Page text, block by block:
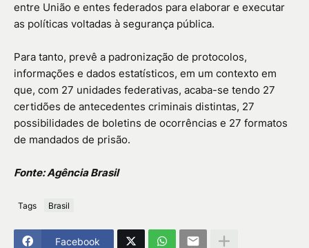
entre União e entes federados para elaborar e executar
as políticas voltadas à segurança pública.
Para tanto, prevê a padronização de protocolos,
informações e dados estatísticos, em um contexto em
que, com 27 unidades federativas, acaba-se tendo 27
certidões de antecedentes criminais distintas, 27
possibilidades de boletins de ocorrências e 27 formatos
de mandados de prisão.
Fonte: Agência Brasil
Tags Brasil
Facebook